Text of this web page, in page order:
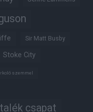
Sir Matt Busby
Stoke City
szemmel
csapat